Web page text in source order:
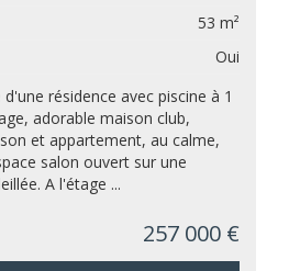
53 m²
Oui
résidence avec piscine à 1
adorable maison club,
et appartement, au calme,
salon ouvert sur une
A l'étage ...
257 000 €